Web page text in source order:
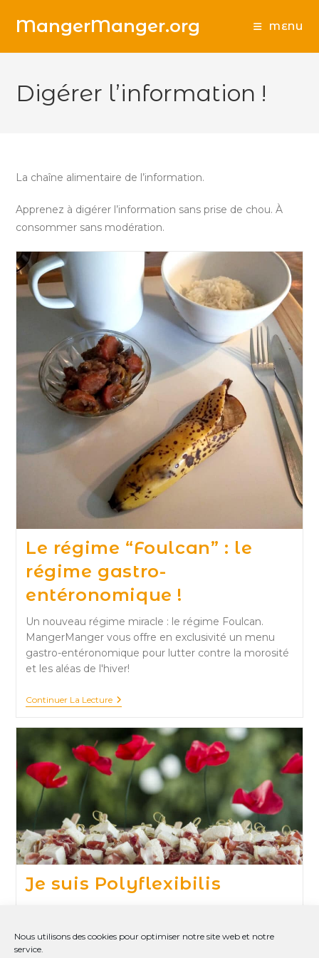
Nous utilisons des cookies pour optimiser notre site web et notre
service.
MangerManger.org MENU
Digérer l’information !
La chaîne alimentaire de l’information.
Apprenez à digérer l’information sans prise de chou. À
consommer sans modération.
Le régime “Foulcan” : le
régime gastro-
entéronomique !
Un nouveau régime miracle : le régime Foulcan.
MangerManger vous offre en exclusivité un menu
gastro-entéronomique pour lutter contre la morosité
et les aléas de l'hiver!
Continuer La LectureLe
Régime
Le
Régime
Gastro-
Entéronomique
!
Je suis Polyflexibilis
alimentaires.